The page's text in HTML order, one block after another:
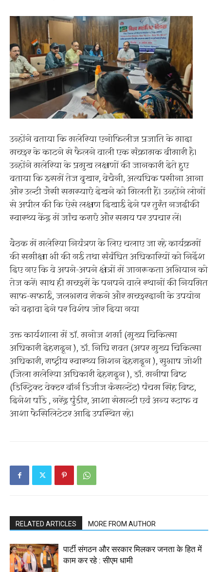
उन्होंने बताया कि मलेरिया एनोफिलीज प्रजाति के मादा
मच्छर के काटने से फैलने वाली एक संक्रामक बीमारी है।
उन्होंने मलेरिया के प्रमुख लक्षणों की जानकारी देते हुए
बताया कि इसमें तेज बुखार, बेचैनी, अत्यधिक पसीना आना
और उल्टी जैसी समस्याएं देखने को मिलती हैं। उन्होंने लोगों
से अपील की कि ऐसे लक्षण दिखाई देने पर तुरंत नजदीकी
स्वास्थ्य केंद्र में जांच कराएं और समय पर उपचार लें।
बैठक में मलेरिया नियंत्रण के लिए चलाए जा रहे कार्यक्रमों
की समीक्षा भी की गई तथा संबंधित अधिकारियों को निर्देश
दिए गए कि वे अपने-अपने क्षेत्रों में जागरूकता अभियान को
तेज करें। साथ ही मच्छरों के पनपने वाले स्थानों की नियमित
साफ-सफाई, जलभराव रोकने और मच्छरदानी के उपयोग
को बढ़ावा देने पर विशेष जोर दिया गया
उक्त कार्यशाला में डाॅ. मनोज शर्मा (मुख्य चिकित्सा
अधिकारी देहरादून ), डॉ. निधि रावत (अपर मुख्य चिकित्सा
अधिकारी, राष्ट्रीय स्वास्थ्य मिशन देहरादून ), सुभाष जोशी
(जिला मलेरिया अधिकारी देहरादून ), डॉ. मनीषा बिष्ट
(डिस्ट्रिक्ट वेक्टर बॉर्न डिजीज कंसल्टेंट) पंचम सिंह बिष्ट,
दिनेश पांडे , नरेंद्र पुंडीर, आशा सेमल्टी एवं अन्य स्टाफ व
आशा फैसिलिटेटर आदि उपस्थित रहे।
RELATED ARTICLES MORE FROM AUTHOR
पार्टी संगठन और सरकार मिलकर जनता के हित में
काम कर रहे : सीएम धामी